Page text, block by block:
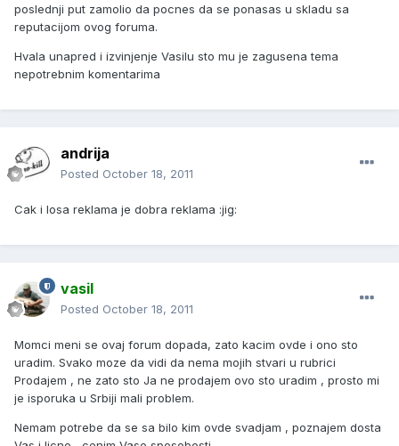
poslednji put zamolio da pocnes da se ponasas u skladu sa
reputacijom ovog foruma.
Hvala unapred i izvinjenje Vasilu sto mu je zagusena tema
nepotrebnim komentarima
andrija
Posted October 18, 2011
Cak i losa reklama je dobra reklama :jig:
vasil
Posted October 18, 2011
Momci meni se ovaj forum dopada, zato kacim ovde i ono sto
uradim. Svako moze da vidi da nema mojih stvari u rubrici
Prodajem , ne zato sto Ja ne prodajem ovo sto uradim , prosto mi
je isporuka u Srbiji mali problem.
Nemam potrebe da se sa bilo kim ovde svadjam , poznajem dosta